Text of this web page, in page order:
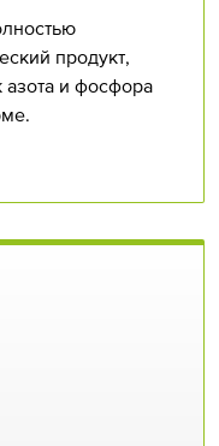
продукт,
и фосфора